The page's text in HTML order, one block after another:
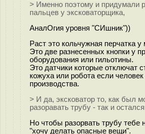
> Именно поэтому и придумали
пальцев у эксковаторщика,
АналОгия уровня "СИшник"))
Раст это кольчужная перчатка у
Это две разнесенных кнопки у
оборудования или гильотины.
Это датчики которые отключат
кожуха или робота если
производства.
> И да, эксковатор то, как был
разоравать трубу - так и остался
Но чтобы разорвать трубу тебе
"хочу делать опасные вещи".